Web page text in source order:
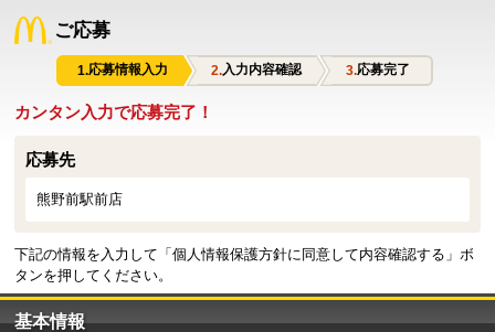
ご応募
応募情報入力 入力内容確認 応募完了
カンタン入力で応募完了！
応募先
熊野前駅前店
下記の情報を入力して「個人情報保護方針に同意して内容確認する」ボ
タンを押してください。
基本情報